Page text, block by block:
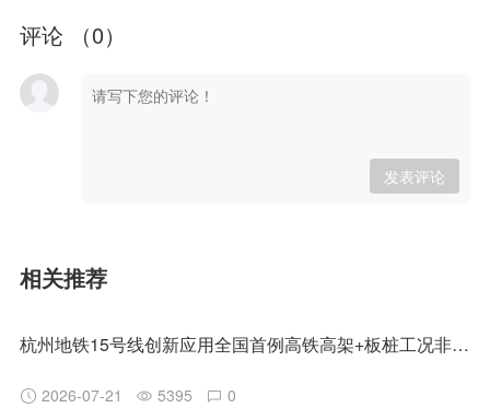
评论 （0）
发表评论
相关推荐
杭州地铁15号线创新应用全国首例高铁高架+板桩工况非清障磨桩技术
2026-07-21 5395 0